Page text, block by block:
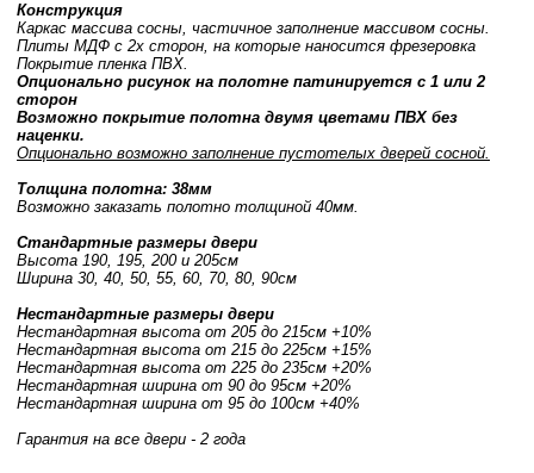
Конструкция
Каркас массива сосны, частичное заполнение массивом сосны.
Плиты МДФ с 2х сторон, на которые наносится фрезеровка
Покрытие пленка ПВХ.
Опционально рисунок на полотне патинируется с 1 или 2
сторон
Возможно покрытие полотна двумя цветами ПВХ без
наценки.
Опционально возможно заполнение пустотелых дверей сосной.
Толщина полотна: 38мм
Возможно заказать полотно толщиной 40мм.
Стандартные размеры двери
Высота 190, 195, 200 и 205см
Ширина 30, 40, 50, 55, 60, 70, 80, 90см
Нестандартные размеры двери
Нестандартная высота от 205 до 215см +10%
Нестандартная высота от 215 до 225см +15%
Нестандартная высота от 225 до 235см +20%
Нестандартная ширина от 90 до 95см +20%
Нестандартная ширина от 95 до 100см +40%
Гарантия на все двери - 2 года